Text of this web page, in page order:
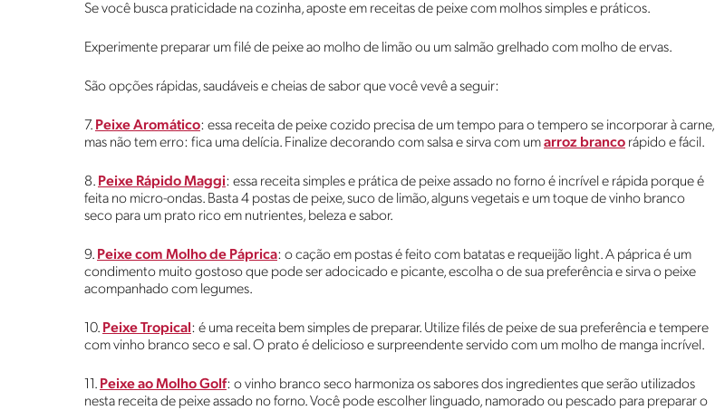
Se você busca praticidade na cozinha, aposte em receitas de peixe com molhos simples e práticos.
Experimente preparar um filé de peixe ao molho de limão ou um salmão grelhado com molho de ervas.
São opções rápidas, saudáveis e cheias de sabor que vocêvevê a seguir:
7. Peixe Aromático: essa receita de peixe cozido precisa de um tempo para o tempero se incorporar à carne,
mas não tem erro: fica uma delícia. Finalize decorando com salsa e sirva com umarroz branco rápido e fácil.
8. Peixe Rápido Maggi: essa receita simples e prática de peixe assado no forno é incrível e rápida porque é
feita no micro-ondas. Basta 4 postas de peixe, suco de limão, alguns vegetais e um toque de vinho branco
seco para um prato rico em nutrientes, beleza e sabor.
9. Peixe com Molho de Páprica: o cação em postas é feito com batatas e requeijão light. A páprica é um
condimento muito gostoso que pode ser adocicado e picante, escolha o de sua preferência e sirva o peixe
acompanhado com legumes.
10. Peixe Tropical : é uma receita bem simples de preparar. Utilize filés de peixe de sua preferência e tempere
com vinho branco seco e sal. O prato é delicioso e surpreendente servido com um molho de manga incrível.
11. Peixe ao Molho Golf: o vinho branco seco harmoniza os sabores dos ingredientes que serão utilizados
nesta receita de peixe assado no forno. Você pode escolher linguado, namorado ou pescado para preparar o